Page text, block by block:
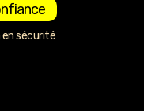
sécurité